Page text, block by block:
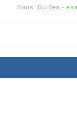
Dans Guides -